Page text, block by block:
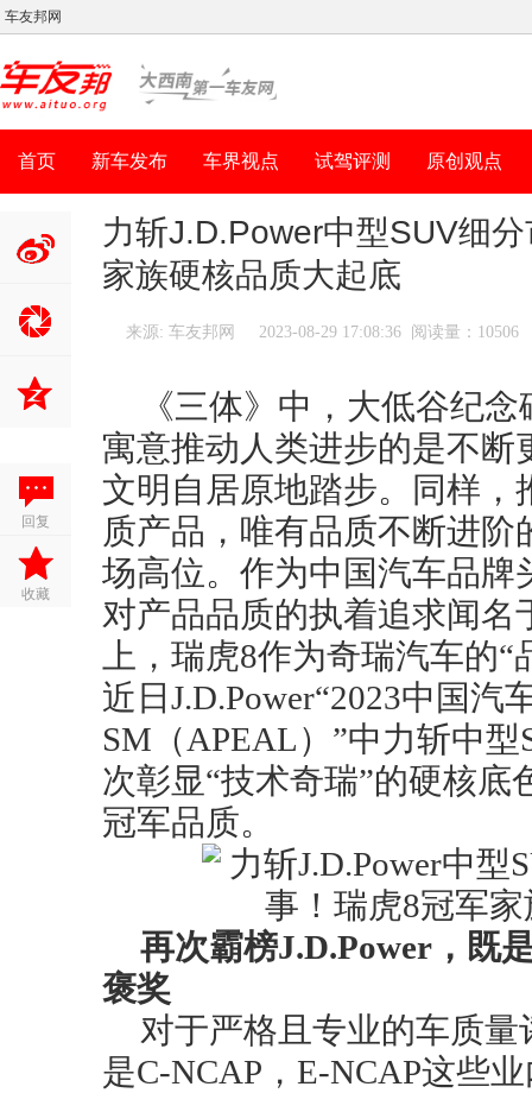
车友邦网
首页 新车发布 车界视点 试驾评测 原创观点
浪微博
回复
收藏
力斩J.D.Power中型SUV细
家族硬核品质大起底
来源: 车友邦网 2023-08-29 17:08:36 阅读量：10506
《三体》中，大低谷纪
寓意推动人类进步的是不
文明自居原地踏步。同样
质产品，唯有品质不断进
场高位。作为中国汽车品
对产品品质的执着追求闻
上，瑞虎8作为奇瑞汽车的
近日J.D.Power“2023中国汽
SM（APEAL）”中力斩中
次彰显“技术奇瑞”的硬核
冠军品质。
再次霸榜J.D.Power ，既
褒奖
对于严格且专业的车质
是C-NCAP，E-NCAP这些